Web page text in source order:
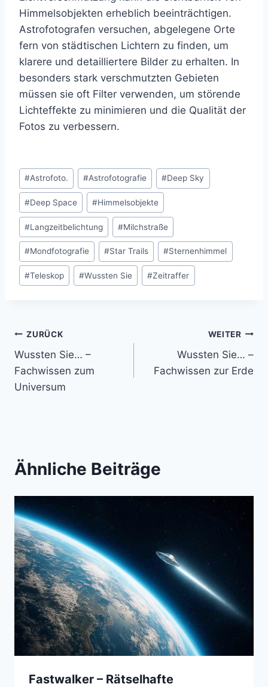
Himmelsobjekten erheblich beeinträchtigen.
Astrofotografen versuchen, abgelegene Orte
fern von städtischen Lichtern zu finden, um
klarere und detailliertere Bilder zu erhalten. In
besonders stark verschmutzten Gebieten
müssen sie oft Filter verwenden, um störende
Lichteffekte zu minimieren und die Qualität der
Fotos zu verbessern.
Schlagworte:
#Astrofoto. #Astrofotografie #Deep Sky
#Deep Space #Himmelsobjekte
#Langzeitbelichtung #Milchstraße
#Mondfotografie #Star Trails #Sternenhimmel
#Teleskop #Wussten Sie #Zeitraffer
Beitragsnavigation
ZURÜCK
Wussten Sie… –
Fachwissen zum
Universum
WEITER
Wussten Sie… –
Fachwissen zur Erde
Ähnliche Beiträge
Fastwalker – Rätselhafte